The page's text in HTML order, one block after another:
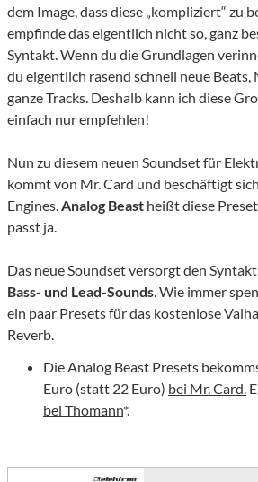
dem Image, dass diese „kompliziert“ zu
empfinde das eigentlich nicht so, ganz
Syntakt. Wenn du die Grundlagen
du eigentlich rasend schnell neue
ganze Tracks. Deshalb kann ich diese
einfach nur empfehlen!
Nun zu diesem neuen Soundset für
kommt von Mr. Card und beschäftigt
Engines.Analog Beast heißt diese
passt ja.
Das neue Soundset versorgt den
Bass- und Lead-Sounds. Wie immer
ein paar Presets für das kostenlose
Reverb.
Die Analog Beast Presets
Euro (statt 22 Euro) bei Mr. Card.
bei Thomann*.